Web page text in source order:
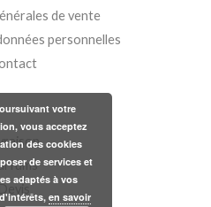
de vente
personnelles
votre
vous acceptez
des cookies
de services et
adaptés à vos
en savoir